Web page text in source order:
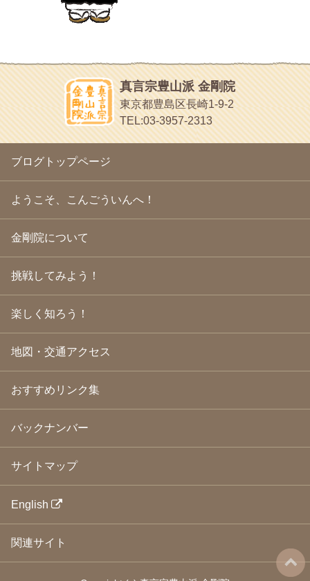
2010年10月(13)
(16)
2010年6月(18)
2010年5月(22)
2010年4月(25)
2010年3月
(22)
2010年2月(23)
2010年1月(23)
(18)
2009年11月
(20)
2009年10月(20)
2009年9月 (20)
2009年6月(22)
2009年5月(20)
2009年4月
(24)
2009年3月(21)
2009年2月(19)
2009年1月(25)
2008年10月
(31)
2008年9月(24)
2008年8月(24)
2008年5月(21)
(24)
2008年2月 (21)
2008年1月(23)
2007年12月
2007年9月
2007年8月(26)
日本人の繊細な体質にあわせた、やさしく気持ちよい鍼灸治療で
ほうげん日記
放言じゃなくて和尚さんの名前だよ
面白いサイトみつけたよ。
ヘェ～という感じ
chocolab.Air♪DIALY
ラブラドールのワンちゃんがかわいいよ
真言宗豊山派 金剛院
東京都豊島区長崎1-9-2
TEL:03-3957-2313
ブログトップページ
ようこそ、こんごういんへ！
金剛院について
挑戦してみよう！
楽しく知ろう！
地図・交通アクセス
おすすめリンク集
バックナンバー
サイトマップ
English
関連サイト